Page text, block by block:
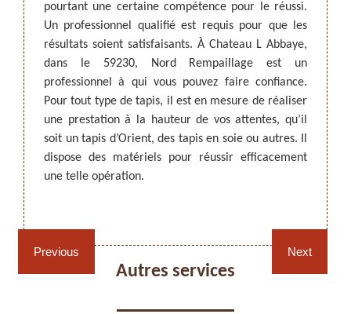
ARTISAN DEZITTER, REMPAILLAGE -
CANNAGE - RECOLLAGE, 59 NORD
chaises et sièges 59
Cannage fauteuil, chaises
et sièges 59
Previous
tapis
les
par
; «
ces
vos
de
L
pourtant une certaine compétence pour le réussi.
Un professionnel qualifié est requis pour que les
résultats soient satisfaisants. À Chateau L Abbaye,
dans le 59230, Nord Rempaillage est un
professionnel à qui vous pouvez faire confiance.
Pour tout type de tapis, il est en mesure de réaliser
une prestation à la hauteur de vos attentes, qu’il
soit un tapis d’Orient, des tapis en soie ou autres. Il
dispose des matériels pour réussir efficacement
une telle opération.
Les
qui
les
des
tapis
vous
vous
Next
Autres services